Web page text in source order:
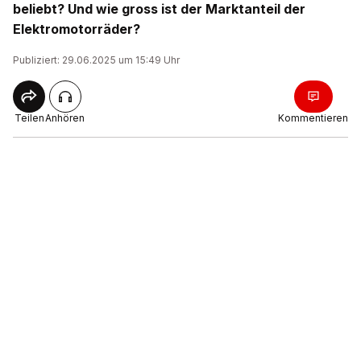
beliebt? Und wie gross ist der Marktanteil der
Elektromotorräder?
Publiziert: 29.06.2025 um 15:49 Uhr
TeilenAnhören Kommentieren